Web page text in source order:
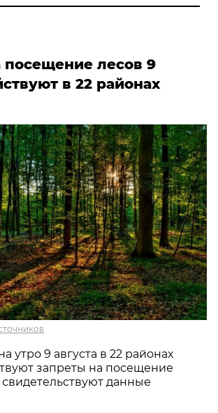
посещение лесов 9
в 22 районах
утро 9 августа в 22 районах
запреты на посещение
данные